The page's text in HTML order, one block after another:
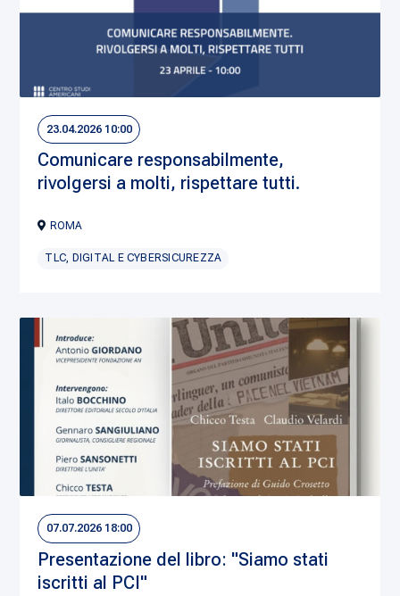
23.04.2026 10:00
Comunicare responsabilmente,
rivolgersi a molti, rispettare tutti.
ROMA
TLC, DIGITAL E CYBERSICUREZZA
07.07.2026 18:00
Presentazione del libro: "Siamo stati
iscritti al PCI"